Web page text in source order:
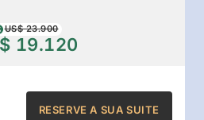
US$ 23.900
19.120
RESERVE A SUA SUITE